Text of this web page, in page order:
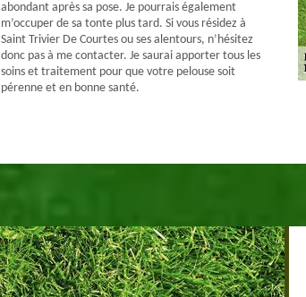
abondant après sa pose. Je pourrais également
m’occuper de sa tonte plus tard. Si vous résidez à
Saint Trivier De Courtes ou ses alentours, n’hésitez
donc pas à me contacter. Je saurai apporter tous les
soins et traitement pour que votre pelouse soit
pérenne et en bonne santé.